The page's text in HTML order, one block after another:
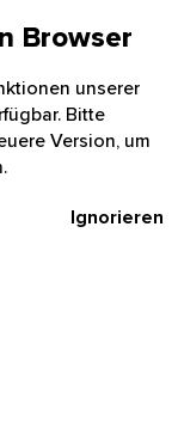
Browser
unserer
Bitte
Version, um
Ignorieren